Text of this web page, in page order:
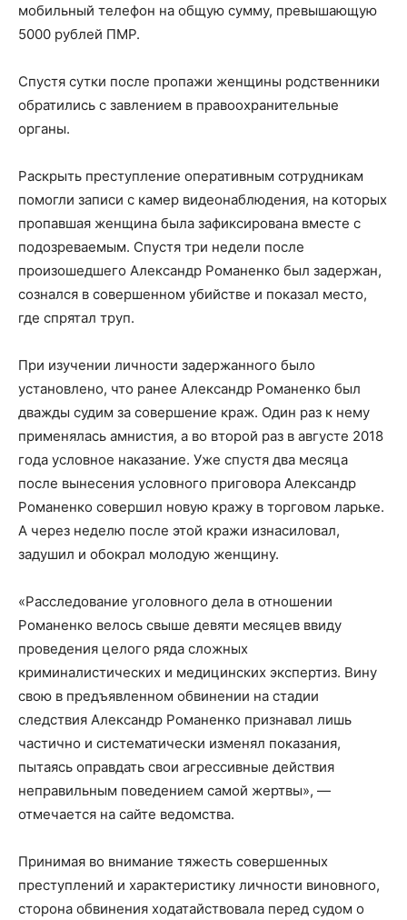
мобильный телефон на общую сумму, превышающую
5000 рублей ПМР.
Спустя сутки после пропажи женщины родственники
обратились с завлением в правоохранительные
органы.
Раскрыть преступление оперативным сотрудникам
помогли записи с камер видеонаблюдения, на которых
пропавшая женщина была зафиксирована вместе с
подозреваемым. Спустя три недели после
произошедшего Александр Романенко был задержан,
сознался в совершенном убийстве и показал место,
где спрятал труп.
При изучении личности задержанного было
установлено, что ранее Александр Романенко был
дважды судим за совершение краж. Один раз к нему
применялась амнистия, а во второй раз в августе 2018
года условное наказание. Уже спустя два месяца
после вынесения условного приговора Александр
Романенко совершил новую кражу в торговом ларьке.
А через неделю после этой кражи изнасиловал,
задушил и обокрал молодую женщину.
«Расследование уголовного дела в отношении
Романенко велось свыше девяти месяцев ввиду
проведения целого ряда сложных
криминалистических и медицинских экспертиз. Вину
свою в предъявленном обвинении на стадии
следствия Александр Романенко признавал лишь
частично и систематически изменял показания,
пытаясь оправдать свои агрессивные действия
неправильным поведением самой жертвы», —
отмечается на сайте ведомства.
Принимая во внимание тяжесть совершенных
преступлений и характеристику личности виновного,
сторона обвинения ходатайствовала перед судом о